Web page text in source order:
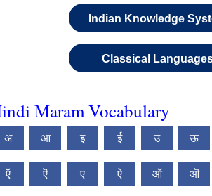
Indian Knowledge
Classical
Maram Vocabulary
अ आ इ ई उ ऊ
ऍ ऎ ए ऐ ऑ ऒ